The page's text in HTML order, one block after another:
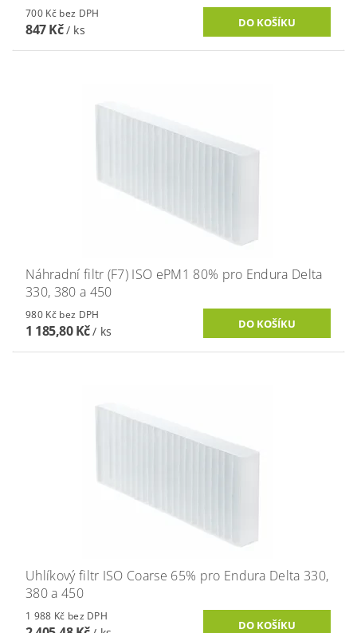
700 Kč bez DPH
847 Kč/ ks
Náhradní filtr (F7) ISO ePM1 80% pro Endura Delta
330, 380 a 450
980 Kč bez DPH
1 185,80 Kč/ ks
Uhlíkový filtr ISO Coarse 65% pro Endura Delta 330,
380 a 450
1 988 Kč bez DPH